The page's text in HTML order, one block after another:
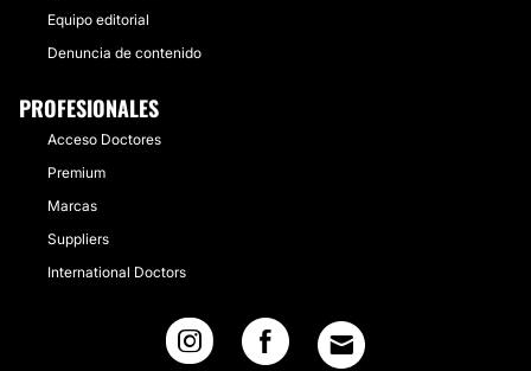
Equipo editorial
Denuncia de contenido
PROFESIONALES
Acceso Doctores
Premium
Marcas
Suppliers
International Doctors